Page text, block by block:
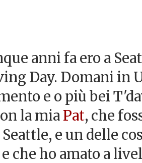
anni fa ero a
Day. Domani in
e o più bei
la mia Pat, che
e un delle
che ho amato a